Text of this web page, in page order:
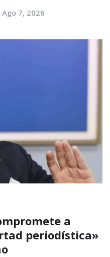
Ago 7, 2026
a
periodística»